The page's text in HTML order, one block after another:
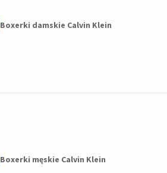
Boxerki damskie Calvin Klein
Boxerki męskie Calvin Klein